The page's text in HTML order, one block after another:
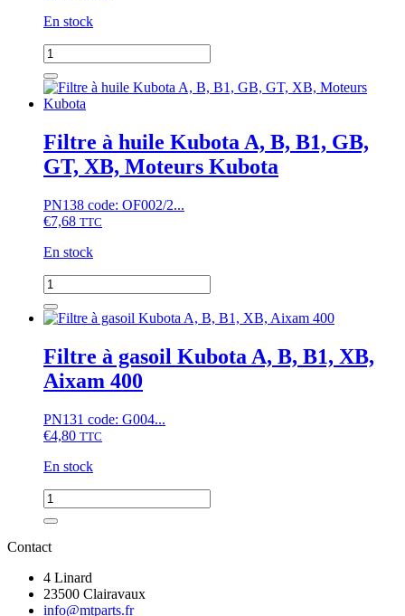
En stock
quantité
de
Joint
de
avant
Kubota
A,
B1,
Hinomoto
CX,
Moteurs
D,
Z
Filtre à huile Kubota A, B, B1, GB,
GT, XB, Moteurs Kubota
PN138 code: OF002/2...
€7,68 TTC
En stock
quantité
de
Filtre
huile
Kubota
A,
B,
B1,
GB,
GT,
XB,
Moteurs
Kubota
Filtre à gasoil Kubota A, B, B1, XB,
Aixam 400
PN131 code: G004...
€4,80 TTC
En stock
quantité
de
Filtre
à
Kubota
A,
B,
Contact
4 Linard
23500 Clairavaux
info@mtparts.fr